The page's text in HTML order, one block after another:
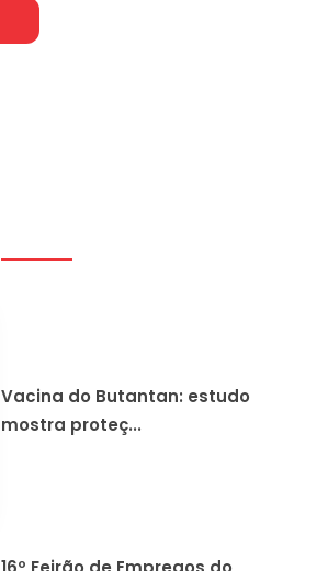
Vacina do Butantan: estudo
mostra proteç...